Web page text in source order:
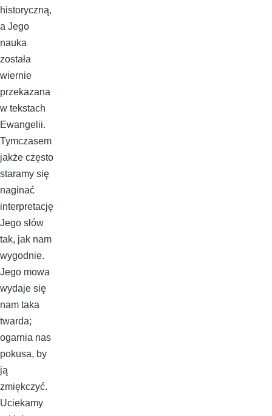
historyczną,
a Jego
nauka
została
wiernie
przekazana
w tekstach
Ewangelii.
Tymczasem
jakże często
staramy się
naginać
interpretację
Jego słów
tak, jak nam
wygodnie.
Jego mowa
wydaje się
nam taka
twarda;
ogarnia nas
pokusa, by
ją
zmiękczyć.
Uciekamy